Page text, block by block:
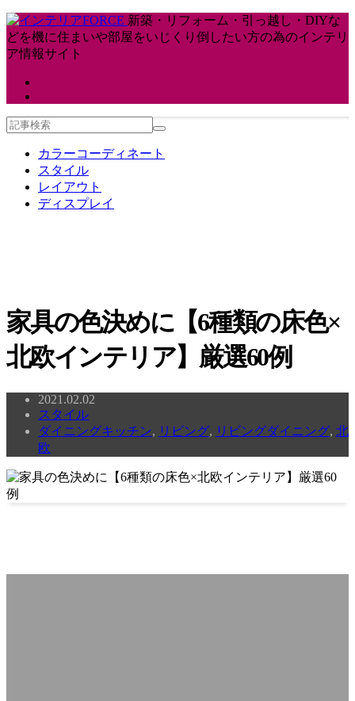
新築・リフォーム・引っ越し・DIYな
どを機に住まいや部屋をいじくり倒したい方の為のインテリ
ア情報サイト
カラーコーディネート
スタイル
レイアウト
ディスプレイ
家具の色決めに【6種類の床色×
北欧インテリア】厳選60例
2021.02.02
スタイル
ダイニングキッチン, リビング, リビングダイニング, 北
欧